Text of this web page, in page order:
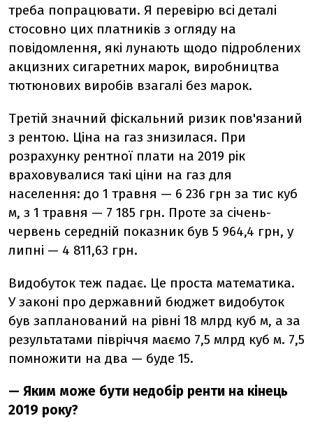
треба попрацювати. Я перевірю всі деталі
стосовно цих платників з огляду на
повідомлення, які лунають щодо підроблених
акцизних сигаретних марок, виробництва
тютюнових виробів взагалі без марок.
Третій значний фіскальний ризик пов'язаний
з рентою. Ціна на газ знизилася. При
розрахунку рентної плати на 2019 рік
враховувалися такі ціни на газ для
населення: до 1 травня — 6 236 грн за тис куб
м, з 1 травня — 7 185 грн. Проте за січень-
червень середній показник був 5 964,4 грн, у
липні — 4 811,63 грн.
Видобуток теж падає. Це проста математика.
У законі про державний бюджет видобуток
був запланований на рівні 18 млрд куб м, а за
результатами півріччя маємо 7,5 млрд куб м. 7,5
помножити на два — буде 15.
— Яким може бути недобір ренти на кінець
2019 року?